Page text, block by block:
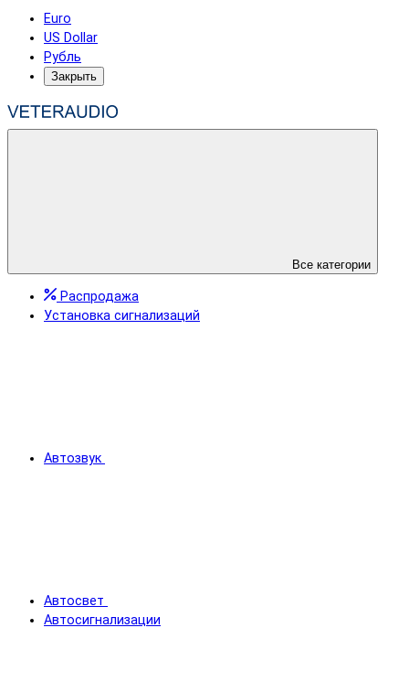
Euro
US Dollar
Рубль
Закрыть
Все категории
Распродажа
Установка сигнализаций
Автозвук
Автосвет
Автосигнализации